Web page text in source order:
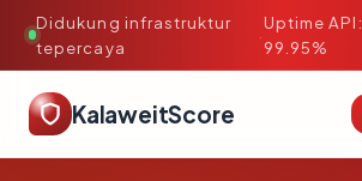
Didukung infrastruktur
tepercaya
·
Uptime API:
99.95%
KalaweitScore